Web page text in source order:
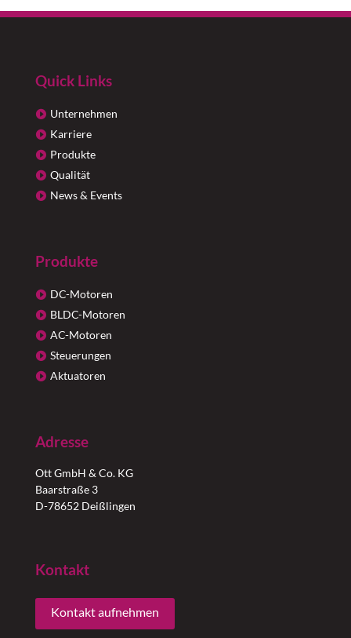
Quick Links
Unternehmen
Karriere
Produkte
Qualität
News & Events
Produkte
DC-Motoren
BLDC-Motoren
AC-Motoren
Steuerungen
Aktuatoren
Adresse
Ott GmbH & Co. KG
Baarstraße 3
D-78652 Deißlingen
Kontakt
Kontakt aufnehmen